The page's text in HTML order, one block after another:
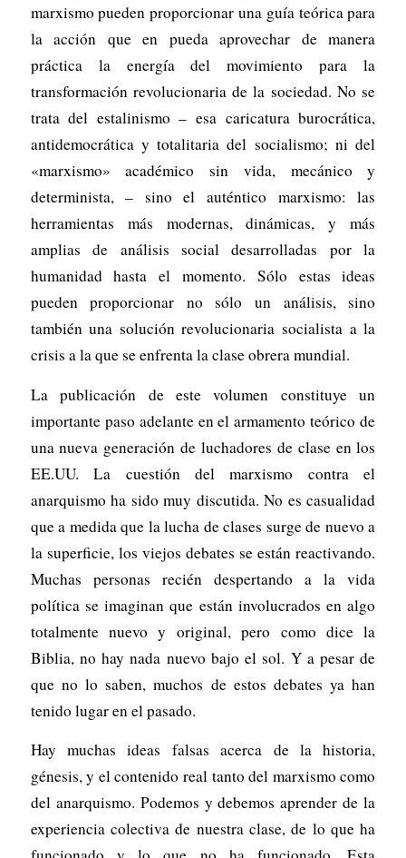
marxismo pueden proporcionar una guía teórica para
la acción que en pueda aprovechar de manera
práctica la energía del movimiento para la
transformación revolucionaria de la sociedad. No se
trata del estalinismo – esa caricatura burocrática,
antidemocrática y totalitaria del socialismo; ni del
«marxismo» académico sin vida, mecánico y
determinista, – sino el auténtico marxismo: las
herramientas más modernas, dinámicas, y más
amplias de análisis social desarrolladas por la
humanidad hasta el momento. Sólo estas ideas
pueden proporcionar no sólo un análisis, sino
también una solución revolucionaria socialista a la
crisis a la que se enfrenta la clase obrera mundial.
La publicación de este volumen constituye un
importante paso adelante en el armamento teórico de
una nueva generación de luchadores de clase en los
EE.UU. La cuestión del marxismo contra el
anarquismo ha sido muy discutida. No es casualidad
que a medida que la lucha de clases surge de nuevo a
la superficie, los viejos debates se están reactivando.
Muchas personas recién despertando a la vida
política se imaginan que están involucrados en algo
totalmente nuevo y original, pero como dice la
Biblia, no hay nada nuevo bajo el sol. Y a pesar de
que no lo saben, muchos de estos debates ya han
tenido lugar en el pasado.
Hay muchas ideas falsas acerca de la historia,
génesis, y el contenido real tanto del marxismo como
del anarquismo. Podemos y debemos aprender de la
experiencia colectiva de nuestra clase, de lo que ha